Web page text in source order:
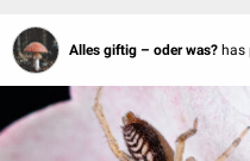
Alles giftig – oder was? has